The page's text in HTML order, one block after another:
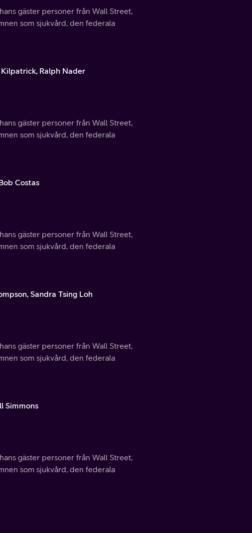
gäster personer från Wall Street,
som sjukvård, den federala
Kilpatrick, Ralph Nader
gäster personer från Wall Street,
som sjukvård, den federala
Costas
gäster personer från Wall Street,
som sjukvård, den federala
Sandra Tsing Loh
gäster personer från Wall Street,
som sjukvård, den federala
Simmons
gäster personer från Wall Street,
som sjukvård, den federala